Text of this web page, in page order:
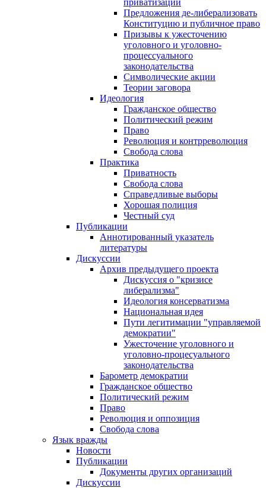
приватизации
Предложения де-либерализовать
Конституцию и публичное право
Призывы к ужесточению
уголовного и уголовно-
процессуального
законодательства
Символические акции
Теории заговора
Идеология
Гражданское общество
Политический режим
Право
Революция и контрреволюция
Свобода слова
Практика
Приватность
Свобода слова
Справедливые выборы
Хорошая полиция
Честный суд
Публикации
Аннотированный указатель
литературы
Дискуссии
Архив предыдущего проекта
Дискуссия о "кризисе
либерализма"
Идеология консерватизма
Национальная идея
Пути легитимации "управляемой
демократии"
Ужесточение уголовного и
уголовно-процесуального
законодательства
Барометр демократии
Гражданское общество
Политический режим
Право
Революция и оппозиция
Свобода слова
Язык вражды
Новости
Публикации
Документы других организаций
Дискуссии